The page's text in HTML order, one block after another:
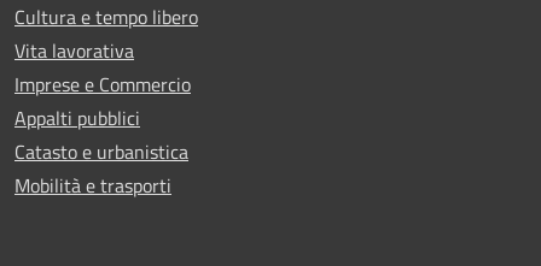
Cultura e tempo libero
Vita lavorativa
Imprese e Commercio
Appalti pubblici
Catasto e urbanistica
Mobilità e trasporti